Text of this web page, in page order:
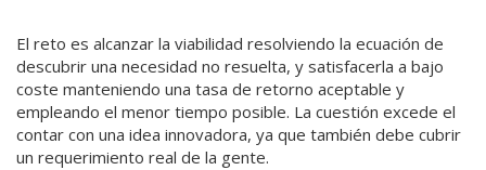
El reto es alcanzar la viabilidad resolviendo la ecuación de
descubrir una necesidad no resuelta, y satisfacerla a bajo
coste manteniendo una tasa de retorno aceptable y
empleando el menor tiempo posible. La cuestión excede el
contar con una idea innovadora, ya que también debe cubrir
un requerimiento real de la gente.